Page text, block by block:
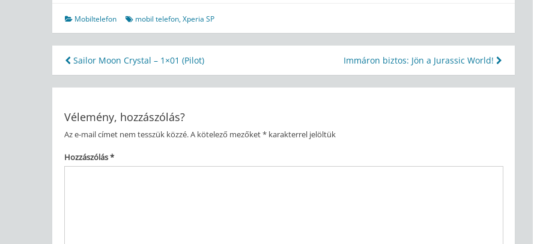
Mobiltelefon mobil telefon,Xperia SP
Bejegyzés
navigáció
Sailor Moon Crystal – 1×01 (Pilot) Immáron biztos: Jön a Jurassic World!
Vélemény, hozzászólás?
Az e-mail címet nem tesszük közzé.A kötelező mezőket*karakterrel jelöltük
Hozzászólás*